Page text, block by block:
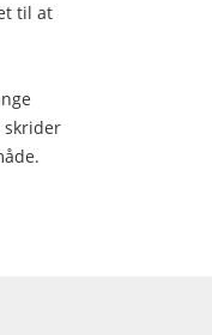
til at
skrider